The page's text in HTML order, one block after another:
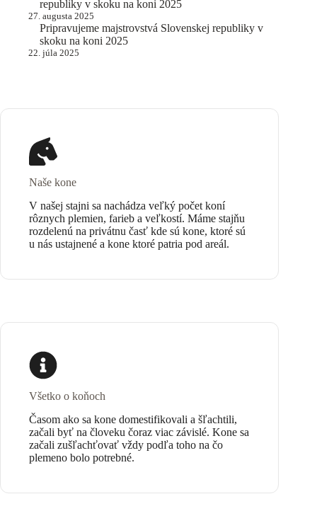
republiky v skoku na koni 2025
27. augusta 2025
Pripravujeme majstrovstvá Slovenskej republiky v
skoku na koni 2025
22. júla 2025
Naše kone
V našej stajni sa nachádza veľký počet koní
rôznych plemien, farieb a veľkostí. Máme stajňu
rozdelenú na privátnu časť kde sú kone, ktoré sú
u nás ustajnené a kone ktoré patria pod areál.
Všetko o koňoch
Časom ako sa kone domestifikovali a šľachtili,
začali byť na človeku čoraz viac závislé. Kone sa
začali zušľachťovať vždy podľa toho na čo
plemeno bolo potrebné.